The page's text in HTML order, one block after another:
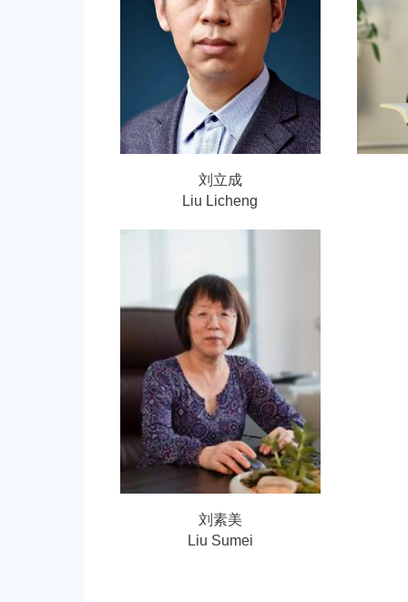
刘立成
Liu Licheng
刘素美
Liu Sumei